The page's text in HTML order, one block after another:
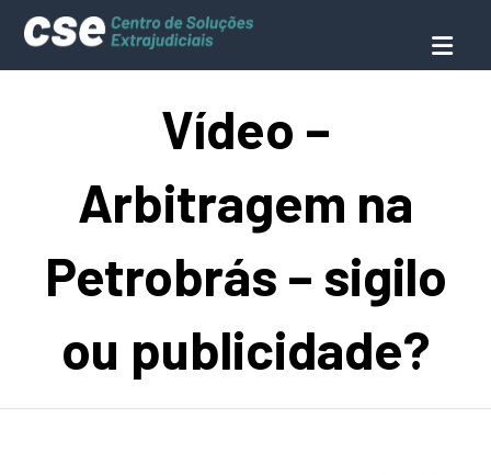
Vídeo –
Arbitragem na
Petrobrás – sigilo
ou publicidade?